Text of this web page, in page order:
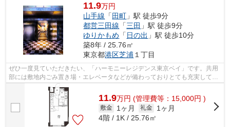
11.9万円
山手線 「 田町 」駅 徒歩9分
都営三田線 「三田 」駅 徒歩9分
ゆりかもめ 「 日の出 」駅 徒歩10分
築8年 / 25.76㎡
東京都港区芝浦 １丁目
ぜひ一度見ていただきたい、「ハーモニーレジデンス東京ベイ」です。共用
部には敷地内ごみ置き場・エレベータなどが備わっておりとても充実してい
ます。2018年に建設された物件です。...
11.9万円 (管理費等：15,000円 )
敷金 1ヶ月 礼金
1ヶ月
4階 / 1K / 25.76㎡